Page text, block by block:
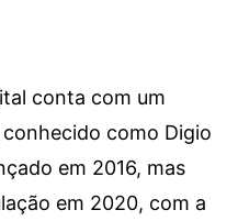
conta com um
como Digio
em 2016, mas
em 2020, com a